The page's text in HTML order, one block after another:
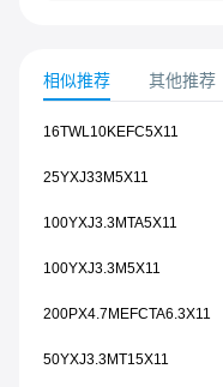
相似推荐 其他推荐
16TWL10KEFC5X11
25YXJ33M5X11
100YXJ3.3MTA5X11
100YXJ3.3M5X11
200PX4.7MEFCTA6.3X11
50YXJ3.3MT15X11